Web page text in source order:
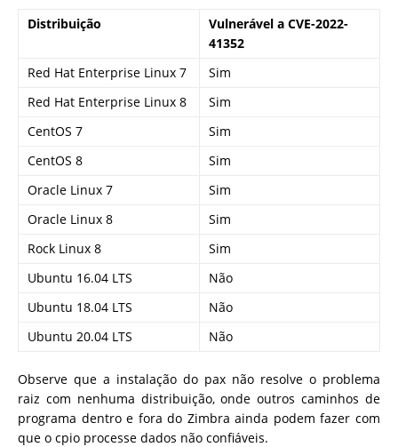
Distribuição
Vulnerável a CVE-2022-
41352
Red Hat Enterprise Linux 7
Sim
Red Hat Enterprise Linux 8
Sim
CentOS 7
Sim
CentOS 8
Sim
Oracle Linux 7
Sim
Oracle Linux 8
Sim
Rock Linux 8
Sim
Ubuntu 16.04 LTS
Não
Ubuntu 18.04 LTS
Não
Ubuntu 20.04 LTS
Não
Observe que a instalação do pax não resolve o problema
raiz com nenhuma distribuição, onde outros caminhos de
programa dentro e fora do Zimbra ainda podem fazer com
que o cpio processe dados não confiáveis.